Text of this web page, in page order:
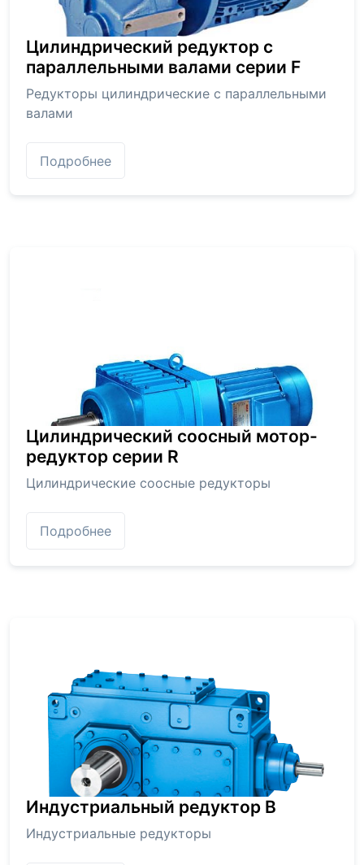
Цилиндрический редуктор с
параллельными валами серии F
Редукторы цилиндрические с параллельными
валами
Подробнее
Цилиндрический соосный мотор-
редуктор серии R
Цилиндрические соосные редукторы
Подробнее
Индустриальный редуктор В
Индустриальные редукторы